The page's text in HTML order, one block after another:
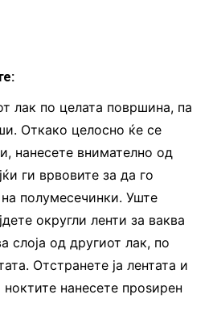
лак по целата површина, па
Откако целосно ќе се
нанесете внимателно од
ги врвовите за да го
полумесечинки. Уште
округли ленти за ваква
слоја од другиот лак, по
Отстранете ја лентата и
нанесете проѕирен